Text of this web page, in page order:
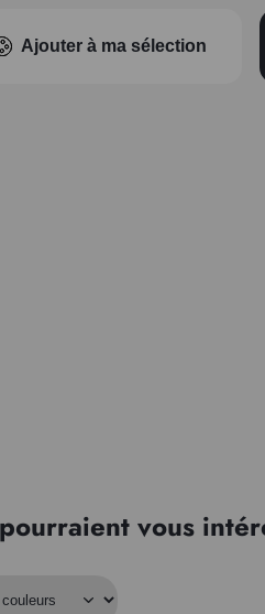
Ajouter à ma sélection
vous